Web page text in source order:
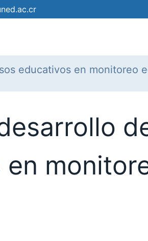
educativos en monitoreo